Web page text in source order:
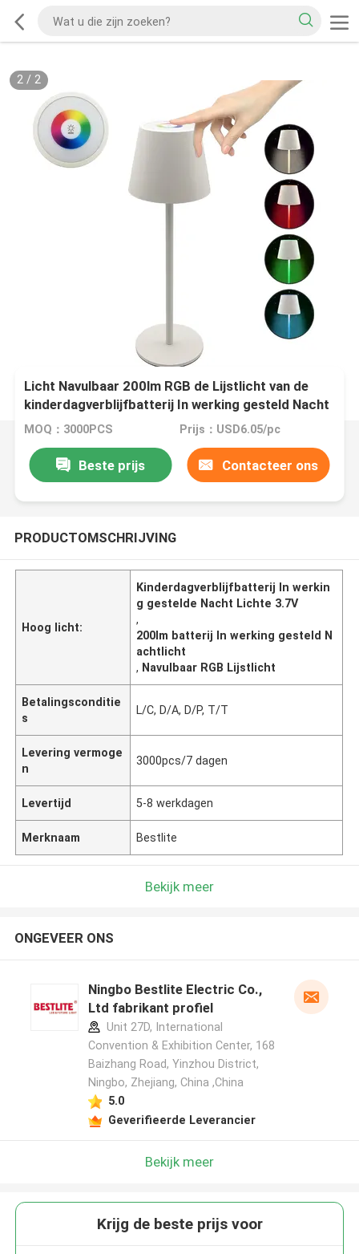
2/ 2
Licht Navulbaar 200lm RGB de Lijstlicht van de
kinderdagverblijfbatterij In werking gesteld Nacht
MOQ：3000PCS Prijs：USD6.05/pc
Beste prijs Contacteer ons
PRODUCTOMSCHRIJVING
Hoog licht:
Kinderdagverblijfbatterij In werkin
g gestelde Nacht Lichte 3.7V
,
200lm batterij In werking gesteld N
achtlicht
, Navulbaar RGB Lijstlicht
Betalingsconditie
s
L/C, D/A, D/P, T/T
Levering vermoge
n
3000pcs/7 dagen
Levertijd 5-8 werkdagen
Merknaam Bestlite
Bekijk meer
ONGEVEER ONS
Ningbo Bestlite Electric Co.,
Ltd fabrikant profiel
Unit 27D, International
Convention & Exhibition Center, 168
Baizhang Road, Yinzhou District,
Ningbo, Zhejiang, China ,China
5.0
Geverifieerde Leverancier
Bekijk meer
Krijg de beste prijs voor